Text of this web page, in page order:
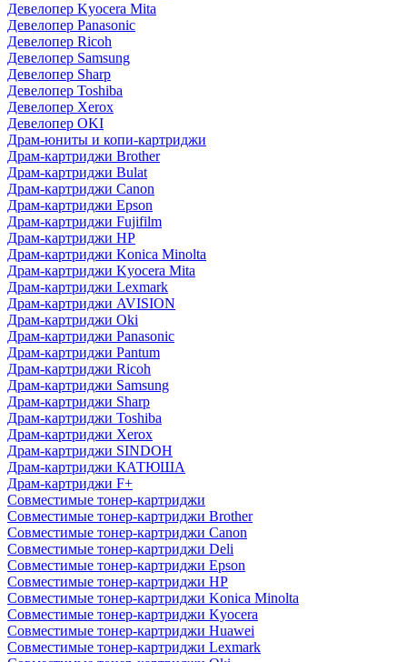
Девелопер Kyocera Mita
Девелопер Panasonic
Девелопер Ricoh
Девелопер Samsung
Девелопер Sharp
Девелопер Toshiba
Девелопер Xerox
Девелопер OKI
Драм-юниты и копи-картриджи
Драм-картриджи Brother
Драм-картриджи Bulat
Драм-картриджи Canon
Драм-картриджи Epson
Драм-картриджи Fujifilm
Драм-картриджи HP
Драм-картриджи Konica Minolta
Драм-картриджи Kyocera Mita
Драм-картриджи Lexmark
Драм-картриджи AVISION
Драм-картриджи Oki
Драм-картриджи Panasonic
Драм-картриджи Pantum
Драм-картриджи Ricoh
Драм-картриджи Samsung
Драм-картриджи Sharp
Драм-картриджи Toshiba
Драм-картриджи Xerox
Драм-картриджи SINDOH
Драм-картриджи КАТЮША
Драм-картриджи F+
Совместимые тонер-картриджи
Совместимые тонер-картриджи Brother
Совместимые тонер-картриджи Canon
Совместимые тонер-картриджи Deli
Совместимые тонер-картриджи Epson
Совместимые тонер-картриджи HP
Совместимые тонер-картриджи Konica Minolta
Совместимые тонер-картриджи Kyocera
Совместимые тонер-картриджи Huawei
Совместимые тонер-картриджи Lexmark